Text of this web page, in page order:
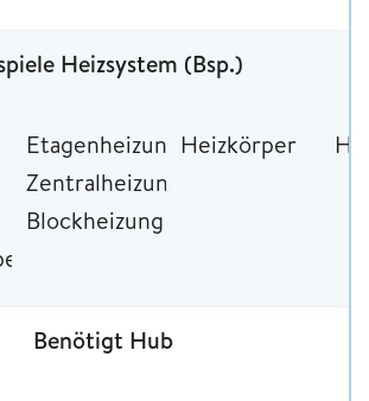
Heizsystem (Bsp.)
Etagenheizung,
Zentralheizung,
Blockheizung
Heizkörper
Benötigt Hub